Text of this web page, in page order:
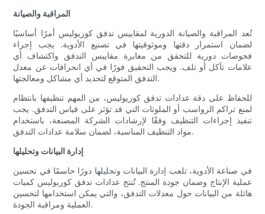
المراقبة والصيانة
تُعد المراقبة والصيانة الدورية لمقاييس تدفق كوريوليس أمرًا أساسيًا
لضمان استمرار دقتها وموثوقيتها في تصنيع الأدوية. يجب إجراء
فحوصات دورية للتحقق من معايرة مقاييس التدفق واكتشاف أي
علامات تآكل أو تلف. ويجب التحقيق فورًا في أي انحرافات عن معدل
التدفق المتوقع لتحديد أي مشاكل ومعالجتها.
للحفاظ على دقة عدادات تدفق كوريوليس، من المهم تنظيفها بانتظام
لمنع تراكم الرواسب أو الملوثات التي قد تؤثر على قياس التدفق. يجب
تنفيذ إجراءات التنظيف وفقًا لإرشادات الشركة المصنعة، باستخدام
مواد التنظيف المناسبة، لضمان سلامة عدادات التدفق.
إدارة البيانات وتحليلها
في صناعة الأدوية، تلعب إدارة البيانات وتحليلها دورًا حاسمًا في تحسين
عملية الإنتاج وضمان جودة المنتج. تُنتج عدادات تدفق كوريوليس كميات
هائلة من البيانات حول معدلات التدفق، والتي يمكن استخدامها لتحسين
العملية ومراقبة الجودة.